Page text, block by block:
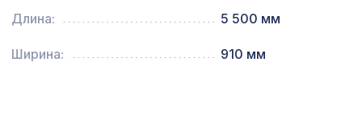
Экран для радиатора, МОДЕРН,
Длина: 5 500 мм
Ширина: 910 мм